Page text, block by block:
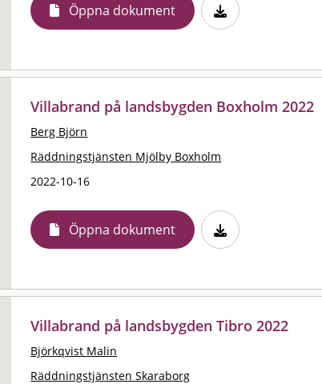
Öppna dokument
Villabrand på landsbygden Boxholm 2022
Berg Björn
Räddningstjänsten Mjölby Boxholm
2022-10-16
Öppna dokument
Villabrand på landsbygden Tibro 2022
Björkqvist Malin
Räddningstjänsten Skaraborg